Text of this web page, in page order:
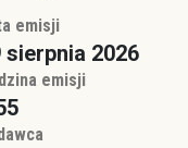
emisji
sierpnia 2026
emisji